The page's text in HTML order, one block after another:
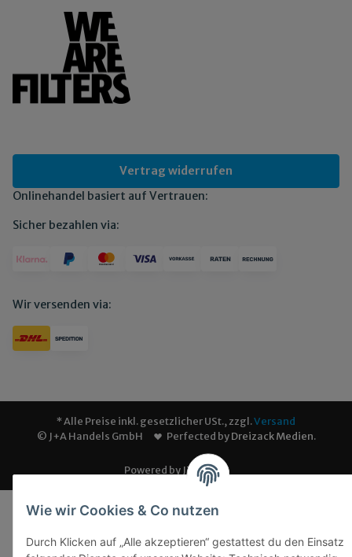
Wie wir Cookies & Co nutzen
Durch Klicken auf „Alle akzeptieren“ gestattest du den Einsatz
Vertrag widerrufen
Onlinehandel basiert auf Vertrauen:
Sicher bezahlen via:
Wir versenden via:
* Alle Preise inkl. gesetzlicher USt., zzgl.Versand
© J+A Handels GmbH
Perfected byDreizack Medien.
Powered by JTL-Shop